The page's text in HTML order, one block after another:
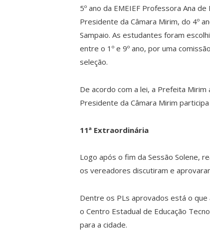
5º ano da EMEIEF Professora Ana
Presidente da Câmara Mirim, do 4º
Sampaio. As estudantes foram
entre o 1º e 9º ano, por uma
seleção.
De acordo com a lei, a Prefeita
Presidente da Câmara Mirim
11ª Extraordinária
Logo após o fim da Sessão Solene,
os vereadores discutiram e
Dentre os PLs aprovados está o que
o Centro Estadual de Educação
para a cidade.